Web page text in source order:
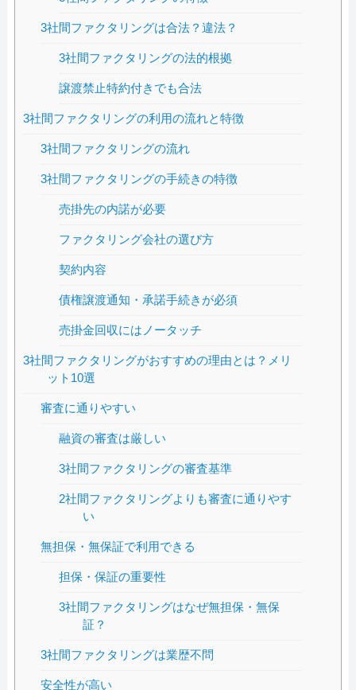
3社間ファクタリングは合法？違法？
3社間ファクタリングの法的根拠
譲渡禁止特約付きでも合法
3社間ファクタリングの利用の流れと特徴
3社間ファクタリングの流れ
3社間ファクタリングの手続きの特徴
売掛先の内諾が必要
ファクタリング会社の選び方
契約内容
債権譲渡通知・承諾手続きが必須
売掛金回収にはノータッチ
3社間ファクタリングがおすすめの理由とは？メリ
ット10選
審査に通りやすい
融資の審査は厳しい
3社間ファクタリングの審査基準
2社間ファクタリングよりも審査に通りやす
い
無担保・無保証で利用できる
担保・保証の重要性
3社間ファクタリングはなぜ無担保・無保
証？
3社間ファクタリングは業歴不問
安全性が高い